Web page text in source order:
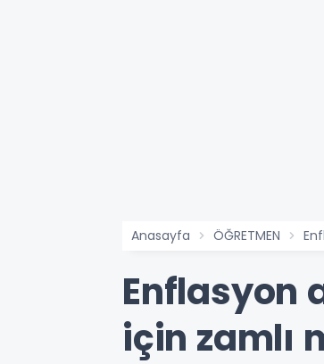
Anasayfa ÖĞRETMEN
Enflasyon
için zamlı